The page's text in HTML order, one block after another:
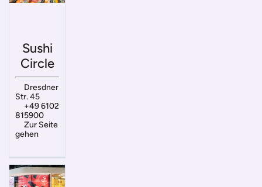
Sushi
Circle
Dresdner
Str. 45
+49 6102
815900
Zur Seite
gehen